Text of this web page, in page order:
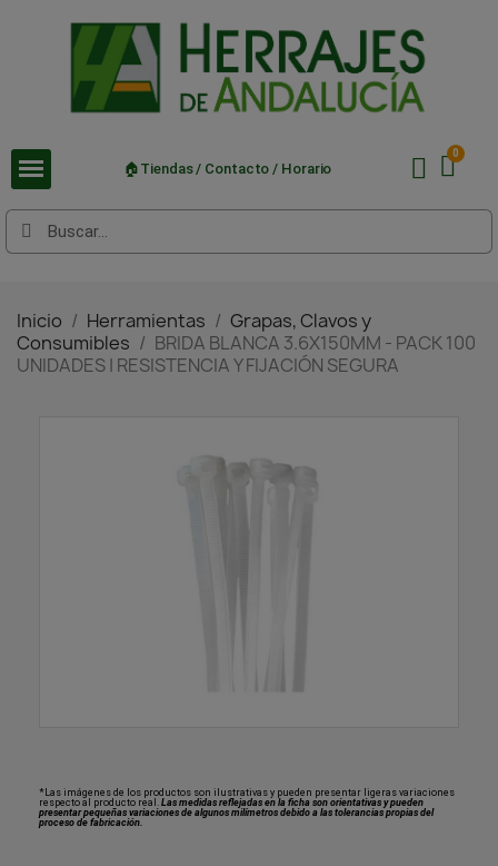
🏠Tiendas / Contacto / Horario
Inicio Herramientas
Grapas, Clavos y
Consumibles
BRIDA BLANCA 3.6X150MM - PACK 100
UNIDADES | RESISTENCIA Y FIJACIÓN SEGURA
*Las imágenes de los productos son ilustrativas y pueden presentar ligeras variaciones
respecto al producto real. Las medidas reflejadas en la ficha son orientativas y pueden
presentar pequeñas variaciones de algunos milímetros debido a las tolerancias propias del
proceso de fabricación.